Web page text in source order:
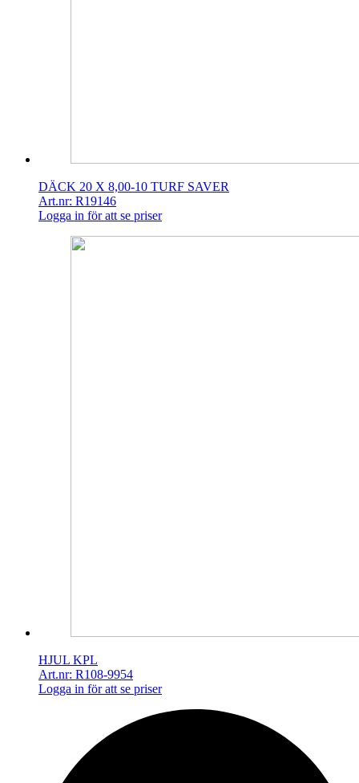
DÄCK 20 X 8,00-10 TURF SAVER
Art.nr: R19146
Logga in för att se priser
HJUL KPL
Art.nr: R108-9954
Logga in för att se priser